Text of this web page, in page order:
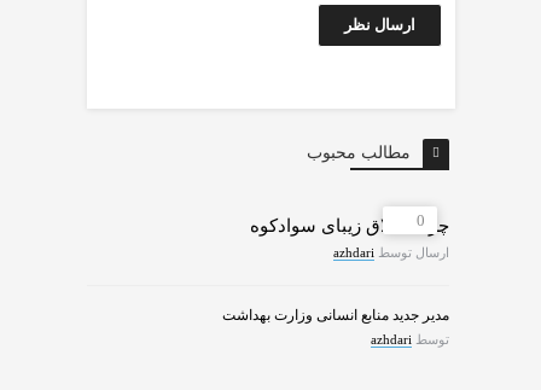
مطالب محبوب
0
چرات ییلاق زیبای سوادکوه
ارسال توسط azhdari
مدیر جدید منابع انسانی وزارت بهداشت
توسط azhdari